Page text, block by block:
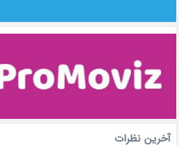
آخرین نظرات